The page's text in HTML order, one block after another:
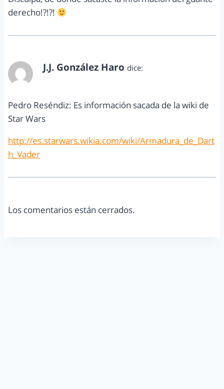
derecho!?!?!
J.J. González Haro dice:
Pedro Reséndiz: Es información sacada de la wiki de
Star Wars
http://es.starwars.wikia.com/wiki/Armadura_de_Dart
h_Vader
Los comentarios están cerrados.